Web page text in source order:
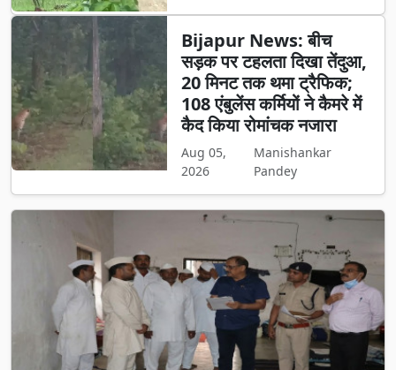
Bijapur News: बीच
सड़क पर टहलता दिखा तेंदुआ,
20 मिनट तक थमा ट्रैफिक;
108 एंबुलेंस कर्मियों ने कैमरे में
कैद किया रोमांचक नजारा
Aug 05,
2026
Manishankar
Pandey